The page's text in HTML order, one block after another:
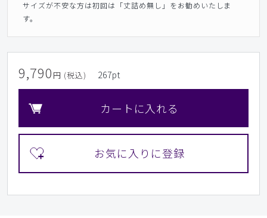
サイズが不安な方は初回は「丈詰め無し」をお勧めいたしま
す。
9,790 円 (税込) 267pt
カートに入れる